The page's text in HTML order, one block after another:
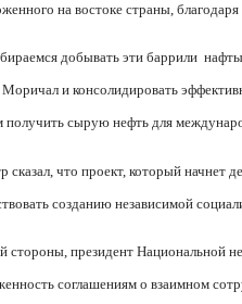
на востоке страны,
добывать эти баррили
и консолидировать
получить сырую нефть для
сказал, что проект, который начнет
созданию независимой
стороны, президент Национальной
соглашениям о взаимном